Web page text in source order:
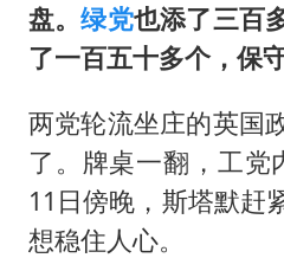
盘。绿党也添了三百
了一百五十多个，保
两党轮流坐庄的英国
了。牌桌一翻，工党
11日傍晚，斯塔默赶
想稳住人心。